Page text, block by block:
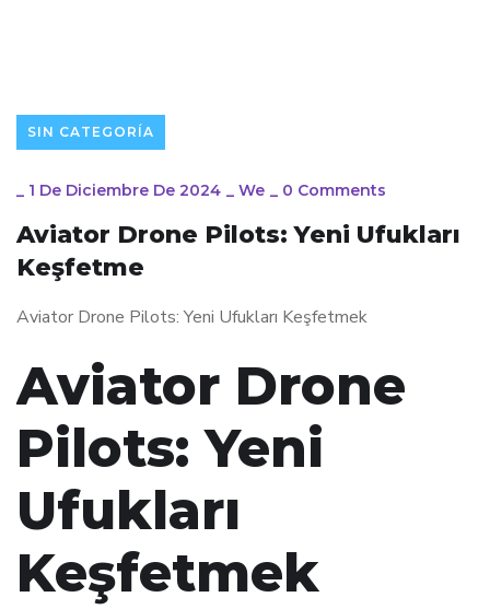
SIN CATEGORÍA
_ 1 De Diciembre De 2024 _ We _ 0 Comments
Aviator Drone Pilots: Yeni Ufukları
Keşfetme
Aviator Drone Pilots: Yeni Ufukları Keşfetmek
Aviator Drone
Pilots: Yeni
Ufukları
Keşfetmek